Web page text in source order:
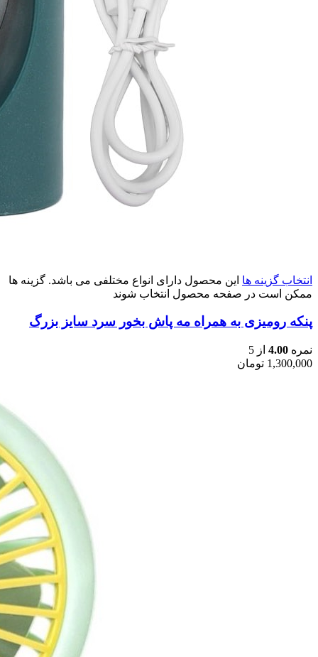
انتخاب گزینه ها این محصول دارای انواع مختلفی می باشد. گزینه ها
ممکن است در صفحه محصول انتخاب شوند
پنکه رومیزی به همراه مه پاش بخور سرد سایز بزرگ
نمره 4.00 از 5
1,300,000 تومان